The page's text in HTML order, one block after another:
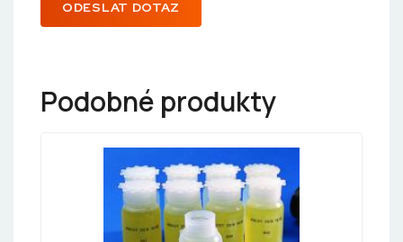
ODESLAT DOTAZ
Podobné produkty